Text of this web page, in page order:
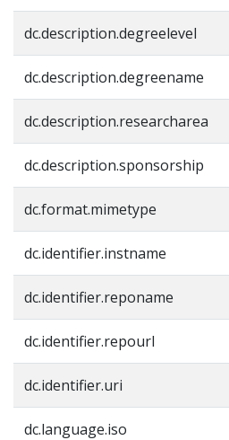
dc.description.degreelevel
dc.description.degreename
dc.description.researcharea
dc.description.sponsorship
dc.format.mimetype
dc.identifier.instname
dc.identifier.reponame
dc.identifier.repourl
dc.identifier.uri
dc.language.iso